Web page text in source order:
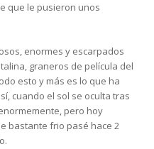
que le pusieron unos
enormes y escarpados
graneros de película del
esto y más es lo que ha
cuando el sol se oculta tras
pero hoy
bastante frio pasé hace 2